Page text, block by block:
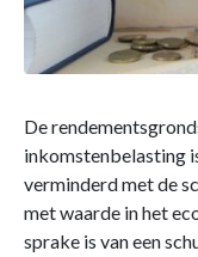
De
inkomstenbelasting
verminderd met de
met waarde in het
sprake is van een